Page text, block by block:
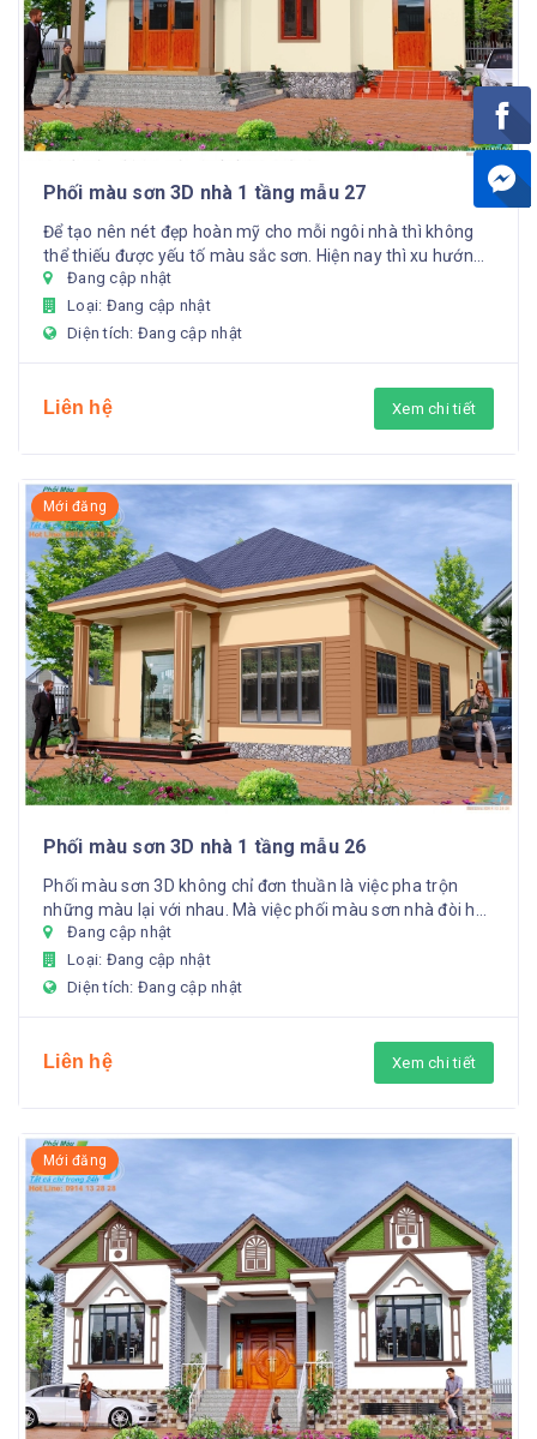
Phối màu sơn 3D nhà 1 tầng mẫu 27
Để tạo nên nét đẹp hoàn mỹ cho mỗi ngôi nhà thì không
thể thiếu được yếu tố màu sắc sơn. Hiện nay thì xu hướng
thiết ...Đang cập nhật
Loại: Đang cập nhật
Diện tích: Đang cập nhật
Liên hệ Xem chi tiết
Mới đăng
Phối màu sơn 3D nhà 1 tầng mẫu 26
Phối màu sơn 3D không chỉ đơn thuần là việc pha trộn
những màu lại với nhau. Mà việc phối màu sơn nhà đòi hỏi
rất nhi...
Đang cập nhật
Loại: Đang cập nhật
Diện tích: Đang cập nhật
Liên hệ Xem chi tiết
Mới đăng